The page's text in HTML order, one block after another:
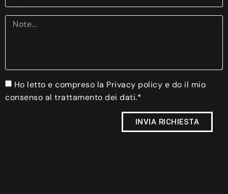
Ho letto e compreso la Privacy policy e do il mio
consenso al trattamento dei dati.*
INVIA RICHIESTA